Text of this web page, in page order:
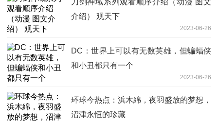
介绍） 观天下
2023-06-26
DC：世界上可以有无数英雄，但蝙蝠侠
和小丑都只有一个
2023-06-26
环球今热点：浜木綿，夜羽盛放的梦想，
沼津永恒的珍藏